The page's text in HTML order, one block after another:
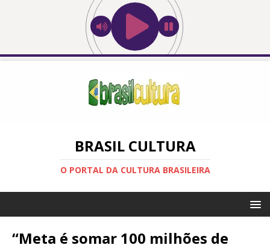
BRASIL CULTURA
O PORTAL DA CULTURA BRASILEIRA
“Meta é somar 100 milhões de